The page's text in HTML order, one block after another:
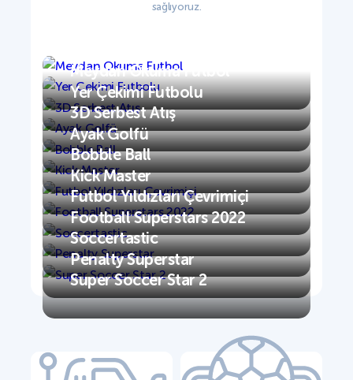
sağlıyoruz.
Meydan Okuma Futbol
Yer Çekimi Futbolu
3D Serbest Atış
Ayak Golfü
Bobble Ball
Kick Master
Futbol Yıldızları Çevrimiçi
Football Superstars 2022
Soccertastic
Penalty Superstar
Super Soccer Star 2